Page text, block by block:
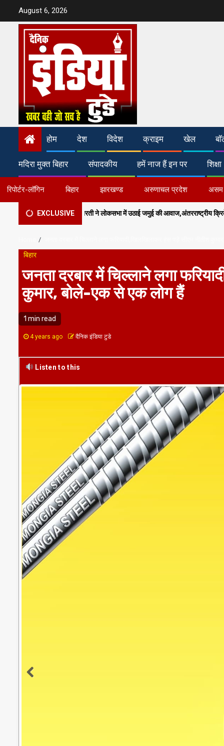
content
August 6, 2026
होम देश विदेश क्राइम खेल
मदिरा मुक्त बिहार संपादकीय हमें नाज हैं इन पर शिक्षा
रिपोर्टर-लॉगिन बिहार झारखण्ड अरुणाचल प्रदेश असम
EXCLUSIVE
अरुण भारती ने लोकसभा में उठाई जमुई की आवाज,अंतरराष्ट्रीय क्रिकेट स्टेडियम और मल्टी-
बिहार
जनता दरबार में चिल्लाने लगा
कुमार, बोले-एक से एक लोग हैं
1 min read
4 years ago दैनिक इंडिया टुडे
Listen to this